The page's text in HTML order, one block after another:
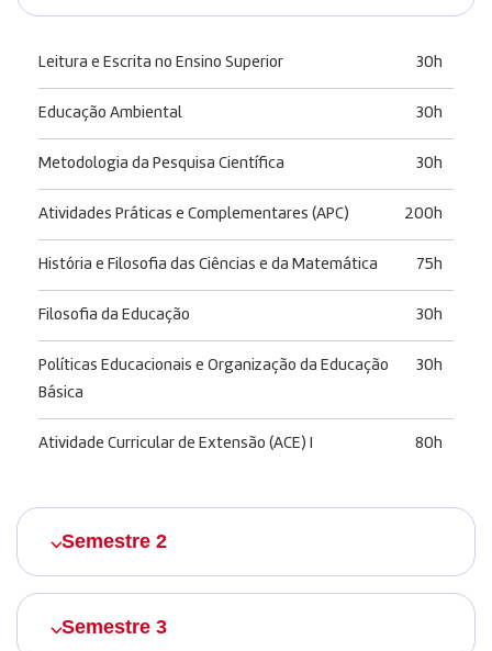
Leitura e Escrita no Ensino Superior 30h
Educação Ambiental 30h
Metodologia da Pesquisa Científica 30h
Atividades Práticas e Complementares (APC) 200h
História e Filosofia das Ciências e da Matemática 75h
Filosofia da Educação 30h
Políticas Educacionais e Organização da Educação
Básica
30h
Atividade Curricular de Extensão (ACE) I 80h
Semestre 2
Semestre 3